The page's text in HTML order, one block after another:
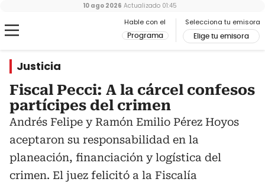
Hable con el
Programa
Selecciona tu emisora
Elige tu emisora
10 ago 2026 Actualizado 01:45
Justicia
Fiscal Pecci: A la cárcel confesos
partícipes del crimen
Andrés Felipe y Ramón Emilio Pérez Hoyos
aceptaron su responsabilidad en la
planeación, financiación y logística del
crimen. El juez felicitó a la Fiscalía